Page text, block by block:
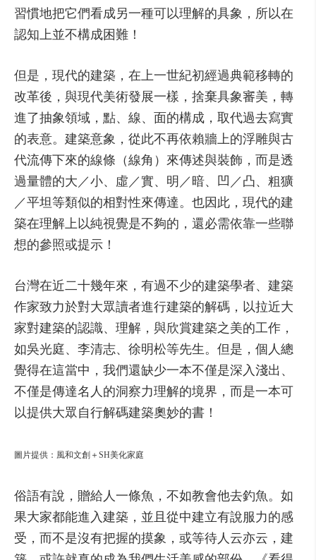
習慣地把它們看成另一種可以理解的具象，所以在
認知上並不構成困難！
但是，現代的建築，在上一世紀初經過典範移轉的
改革後，與現代美術發展一樣，捨棄具象審美，轉
進了抽象領域，點、線、面的構成，取代過去寫實
的表意。建築意象，從此不再依賴牆上的浮雕與古
代流傳下來的線條（線角）來傳述與裝飾，而是透
過量體的大／小、虛／實、明／暗、凹／凸、粗獷
／平坦等類似的相對性來傳達。也因此，現代的建
築在理解上以純視覺是不夠的，還必需依靠一些聯
想的參照或提示！
台灣在近二十幾年來，有過不少的建築學者、建築
作家致力於對大眾讀者進行建築的解碼，以拉近大
家對建築的認識、理解，與欣賞建築之美的工作，
如吳光庭、李清志、徐明松等先生。但是，個人總
覺得在這當中，我們還缺少一本不僅是深入淺出、
不僅是傳達名人的洞察力理解的境界，而是一本可
以提供大眾自行解碼建築奧妙的書！
圖片提供：風和文創＋SH美化家庭
俗語有說，贈給人一條魚，不如教會他去釣魚。如
果大家都能進入建築，並且從中建立有說服力的感
受，而不是沒有把握的摸象，或等待人云亦云，建